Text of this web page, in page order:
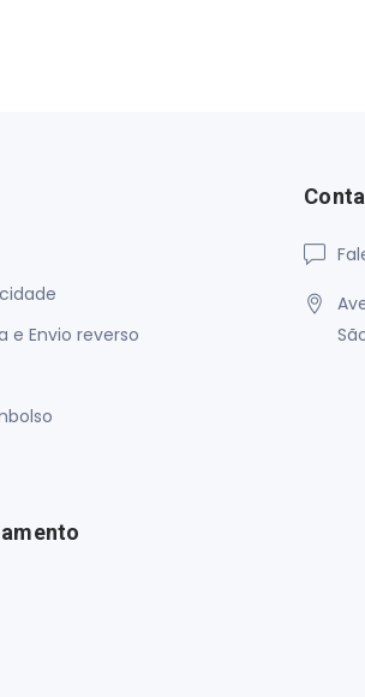
e Envio reverso